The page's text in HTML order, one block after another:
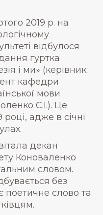
2019 р. на
відбулося
гуртка
і ми» (керівник:
кафедри
мови
С.І.). Це
адже в січні
декан
Коноваленко
словом.
без
поетичне слово та